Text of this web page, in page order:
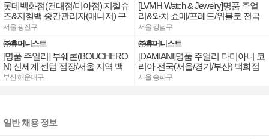
롯데백화점(건대점/미아점) 지젤슈
즈&지젤백 중간관리자(매니저) 구
인합니다
서울 광진구
㈜휴머니스트
[명품 주얼리] 부쉐론(BOUCHERO
N) 신세계 센텀 점장/서울 지역 백
화점 판매사원 채용
부산 해운대구
[LVMH Watch & Jewelry]명품 주얼
리&와치 쇼메/프레드/위블로 전국
점장/부점장/판매사원 채용
서울 강남구
㈜휴머니스트
[DAMIANI]명품 주얼리 다미아니 코
리아 전국(서울/경기/부산) 백화점
부점장/판매사원 채용
서울 송파구
일반 채용 정보